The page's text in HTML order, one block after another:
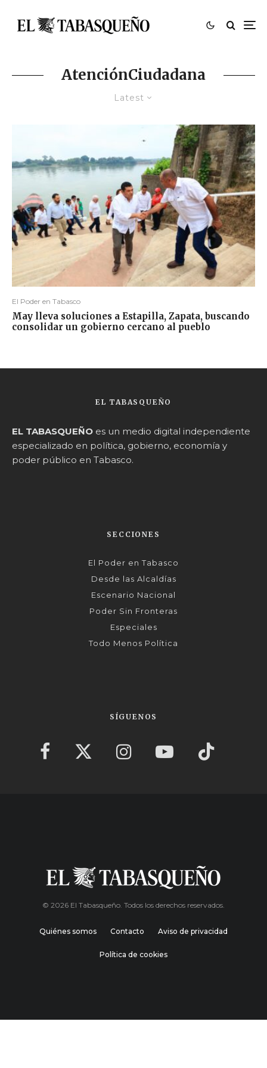
AtenciónCiudadana
Latest
El Poder en Tabasco
May lleva soluciones a Estapilla, Zapata, buscando
consolidar un gobierno cercano al pueblo
EL TABASQUEÑO
EL TABASQUEÑO es un medio digital independiente
especializado en política, gobierno, economía y
poder público en Tabasco.
SECCIONES
El Poder en Tabasco
Desde las Alcaldías
Escenario Nacional
Poder Sin Fronteras
Especiales
Todo Menos Política
SÍGUENOS
© 2026 El Tabasqueño. Todos los derechos reservados.
Quiénes somos Contacto Aviso de privacidad
Política de cookies